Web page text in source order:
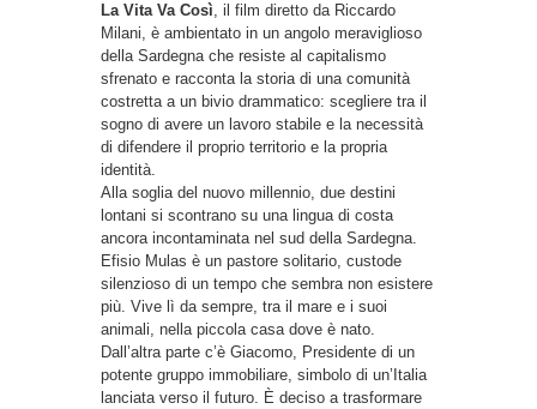
La Vita Va Così, il film diretto da Riccardo
Milani, è ambientato in un angolo meraviglioso
della Sardegna che resiste al capitalismo
sfrenato e racconta la storia di una comunità
costretta a un bivio drammatico: scegliere tra il
sogno di avere un lavoro stabile e la necessità
di difendere il proprio territorio e la propria
identità.
Alla soglia del nuovo millennio, due destini
lontani si scontrano su una lingua di costa
ancora incontaminata nel sud della Sardegna.
Efisio Mulas è un pastore solitario, custode
silenzioso di un tempo che sembra non esistere
più. Vive lì da sempre, tra il mare e i suoi
animali, nella piccola casa dove è nato.
Dall’altra parte c’è Giacomo, Presidente di un
potente gruppo immobiliare, simbolo di un’Italia
lanciata verso il futuro. È deciso a trasformare